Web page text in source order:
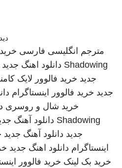
مترجم انگلیسی فارسی
Shadowing دانلود اهنگ جدید
جدید خرید فالوور لایک
جدید خرید فالوور اینستاگرام
خرید شال و روسری
Shadowing دانلود آهنگ
جدید دانلود آهنگ جدید
اینستاگرام دانلود اهنگ جدید
خرید بک لینک خرید فالوور